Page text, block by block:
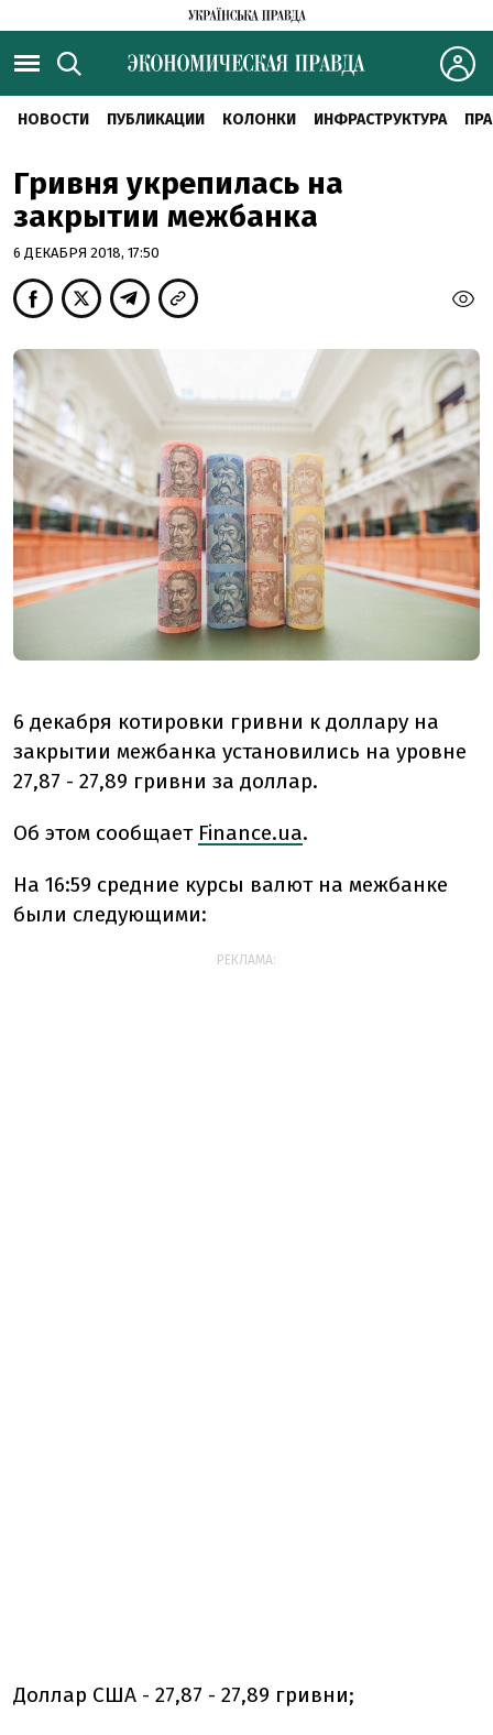
НОВОСТИ ПУБЛИКАЦИИ КОЛОНКИ ИНФРАСТРУКТУРА
Гривня укрепилась на
закрытии межбанка
6 ДЕКАБРЯ 2018, 17:50
6 декабря котировки гривни к доллару на
закрытии межбанка установились на уровне
27,87 - 27,89 гривни за доллар.
Об этом сообщает Finance.ua.
На 16:59 средние курсы валют на межбанке
были следующими:
РЕКЛАМА:
Доллар США - 27,87 - 27,89 гривни;